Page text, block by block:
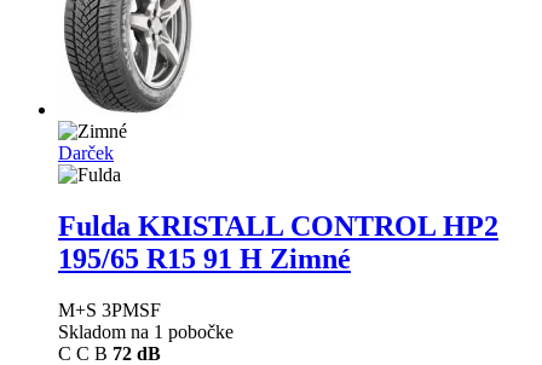
Darček
Fulda KRISTALL CONTROL HP2
195/65 R15 91 H Zimné
M+S 3PMSF
Skladom na 1 pobočke
C C B 72 dB